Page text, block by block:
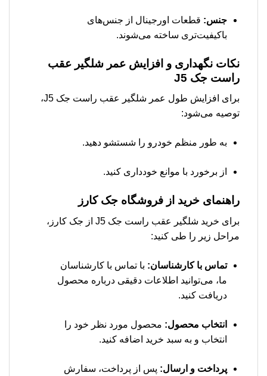
جنس: قطعات اورجینال از جنس‌های
باکیفیت‌تری ساخته می‌شوند.
نکات نگهداری و افزایش عمر شلگیر عقب
راست جک J5
برای افزایش طول عمر شلگیر عقب راست جک J5،
توصیه می‌شود:
به طور منظم خودرو را شستشو دهید.
از برخورد با موانع خودداری کنید.
راهنمای خرید از فروشگاه جک کارز
برای خرید شلگیر عقب راست جک J5 از جک کارز،
مراحل زیر را طی کنید:
تماس با کارشناسان: با تماس با کارشناسان
ما، می‌توانید اطلاعات دقیقی درباره محصول
دریافت کنید.
انتخاب محصول: محصول مورد نظر خود را
انتخاب و به سبد خرید اضافه کنید.
پرداخت و ارسال: پس از پرداخت، سفارش